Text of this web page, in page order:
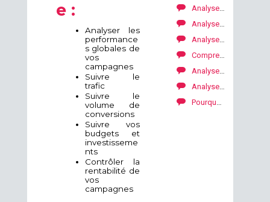
e :
Analyser les
performance
s globales de
vos
campagnes
Suivre le
trafic
Suivre le
volume de
conversions
Suivre vos
budgets et
investisseme
nts
Contrôler la
rentabilité de
vos
campagnes
Analyser vos performances par diffuseur
Analyser vos perfomances par objets de tracking
Analyser vos performances par temps
Comprendre d’où viennent mes conversions
Analyser vos performances par typologie
Analyser vos performances par diffuseur et typologie